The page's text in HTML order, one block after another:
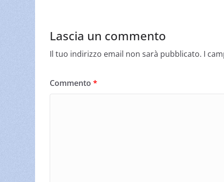
Lascia un commento
Il tuo indirizzo email non sarà pubblicato. I
Commento *